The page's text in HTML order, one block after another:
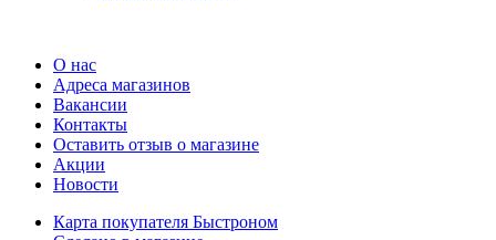
О нас
Адреса магазинов
Вакансии
Контакты
Оставить отзыв о магазине
Акции
Новости
Карта покупателя Быстроном